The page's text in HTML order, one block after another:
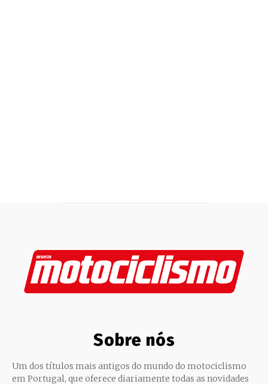
Sobre nós
Um dos títulos mais antigos do mundo do motociclismo
em Portugal, que oferece diariamente todas as novidades